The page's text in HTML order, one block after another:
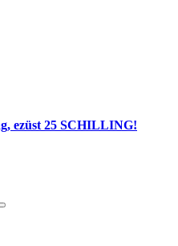
ezüst 25 SCHILLING!